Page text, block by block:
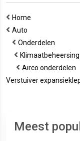
Home
Auto
Onderdelen
Klimaatbeheersing
Airco onderdelen
Verstuiver
Meest